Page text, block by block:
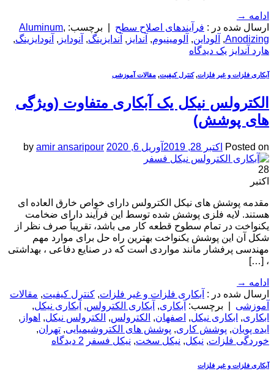
ادامه →
ارسال شده در : فرآیندهای اصلاح سطح برچسب: Aluminum,
Anodizing
, آلوداین, آلومینیوم, آندایز , آندایزینگ, آنودایز , آنودایزینگ,
هارد آندایز یک دیدگاه
آبکاری فلزات و غیر فلزات,کنترل کیفیت, مقالات آموزشی
الکترولس نیکل یک آبکاری متفاوت (ویژگی
های پوشش)
Posted on اکتبر 28, 2019 آوریل 6, 2020 by amir ansaripour
28
اکتبر
مقدمه پوشش های نیکل الکترولس دارای خواص خارق العاده ای
هستند. لایه فلزی پوشش شده توسط این فرآیند دارای ضخامت
یکنواخت در تمام سطوح قطعه کار می باشد، تقریباً صرف نظر از
شکل آن این پوشش یکنواخت بهترین راه حل برای موارد مهم
مهندسی پرفشار مانند مواردی است که در صنایع دفاعی ، بهداشتی
، […]
ادامه →
ارسال شده در : آبکاری فلزات و غیر فلزات, کنترل کیفیت, مقالات
آموزشی
برچسب: آبکاری, آبکاری الکترولس, آبکاری نیکل,
ابکاری, ابکاری نیکل, اصفهان, الکترولس, الکترولس نیکل, اهواز ,
ایده پویان, پوشش کاری, پوشش­ های الکتروشیمیایی, تهران,
خوردگی فلزات, نیکل, نیکل سخت, نیکل فسفر 2 دیدگاه
آبکاری فلزات و غیر فلزات